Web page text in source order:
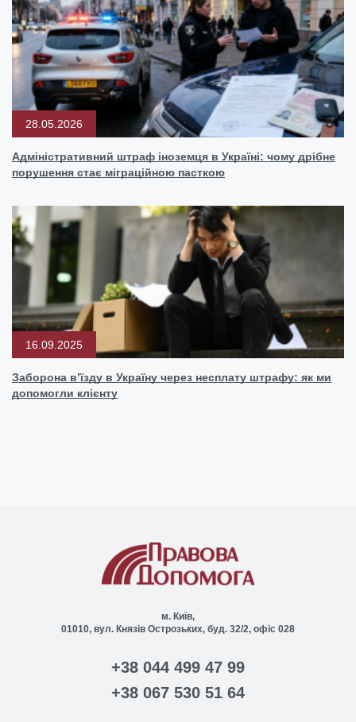
28.05.2026
Адміністративний штраф іноземця в Україні: чому дрібне
порушення стає міграційною пасткою
16.09.2025
Заборона в’їзду в Україну через несплату штрафу: як ми
допомогли клієнту
м. Київ,
01010, вул. Князів Острозьких, буд. 32/2, офіс 028
+38 044 499 47 99
+38 067 530 51 64